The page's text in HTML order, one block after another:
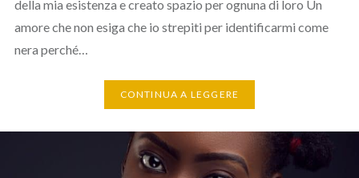
della mia esistenza e creato spazio per ognuna di loro Un
amore che non esiga che io strepiti per identificarmi come
nera perché…
CONTINUA A LEGGERE